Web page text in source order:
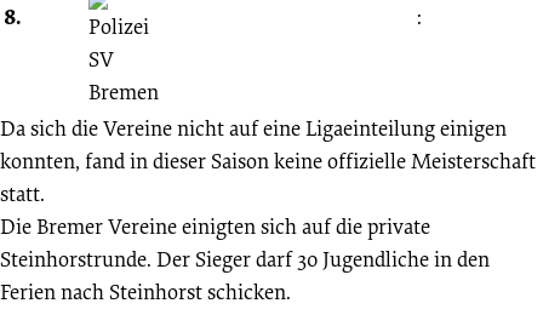
8.
:
Da sich die Vereine nicht auf eine Ligaeinteilung einigen
konnten, fand in dieser Saison keine offizielle Meisterschaft
statt.
Die Bremer Vereine einigten sich auf die private
Steinhorstrunde. Der Sieger darf 30 Jugendliche in den
Ferien nach Steinhorst schicken.